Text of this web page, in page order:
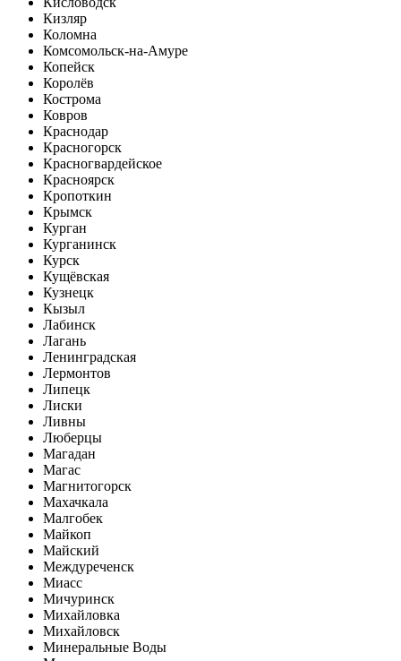
Кизляр
Коломна
Комсомольск-на-Амуре
Копейск
Королёв
Кострома
Ковров
Краснодар
Красногорск
Красногвардейское
Красноярск
Кропоткин
Крымск
Курган
Курганинск
Курск
Кущёвская
Кузнецк
Кызыл
Лабинск
Лагань
Ленинградская
Лермонтов
Липецк
Лиски
Ливны
Люберцы
Магадан
Магас
Магнитогорск
Махачкала
Малгобек
Майкоп
Майский
Междуреченск
Миасс
Мичуринск
Михайловка
Михайловск
Минеральные Воды